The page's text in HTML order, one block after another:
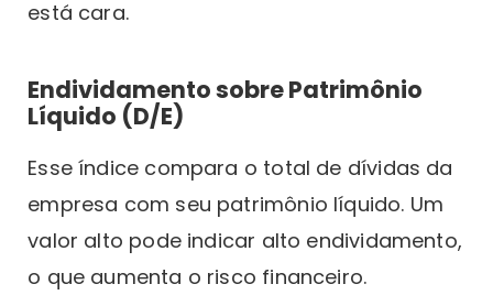
está cara.
Endividamento sobre Patrimônio
Líquido (D/E)
Esse índice compara o total de dívidas da
empresa com seu patrimônio líquido. Um
valor alto pode indicar alto endividamento,
o que aumenta o risco financeiro.